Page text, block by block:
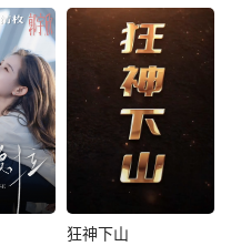
狂神下山